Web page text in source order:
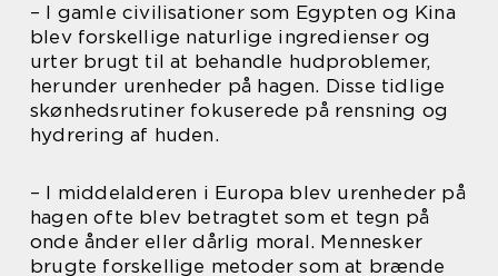
– I gamle civilisationer som Egypten og Kina
blev forskellige naturlige ingredienser og
urter brugt til at behandle hudproblemer,
herunder urenheder på hagen. Disse tidlige
skønhedsrutiner fokuserede på rensning og
hydrering af huden.
– I middelalderen i Europa blev urenheder på
hagen ofte blev betragtet som et tegn på
onde ånder eller dårlig moral. Mennesker
brugte forskellige metoder som at brænde